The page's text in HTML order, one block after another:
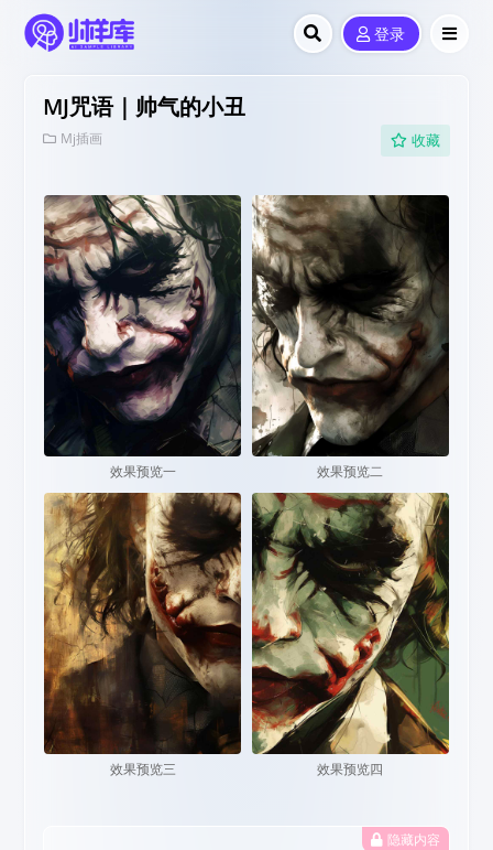
登录
MJ咒语｜帅气的小丑
Mj插画 收藏
效果预览一 效果预览二
效果预览三 效果预览四
隐藏内容